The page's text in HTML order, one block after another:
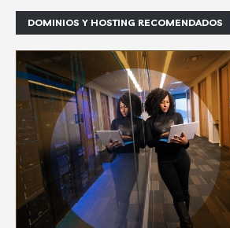
DOMINIOS Y HOSTING RECOMENDADOS